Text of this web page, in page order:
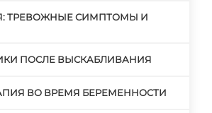
ТРЕВОЖНЫЕ СИМПТОМЫ И
ПОСЛЕ ВЫСКАБЛИВАНИЯ
ВО ВРЕМЯ БЕРЕМЕННОСТИ